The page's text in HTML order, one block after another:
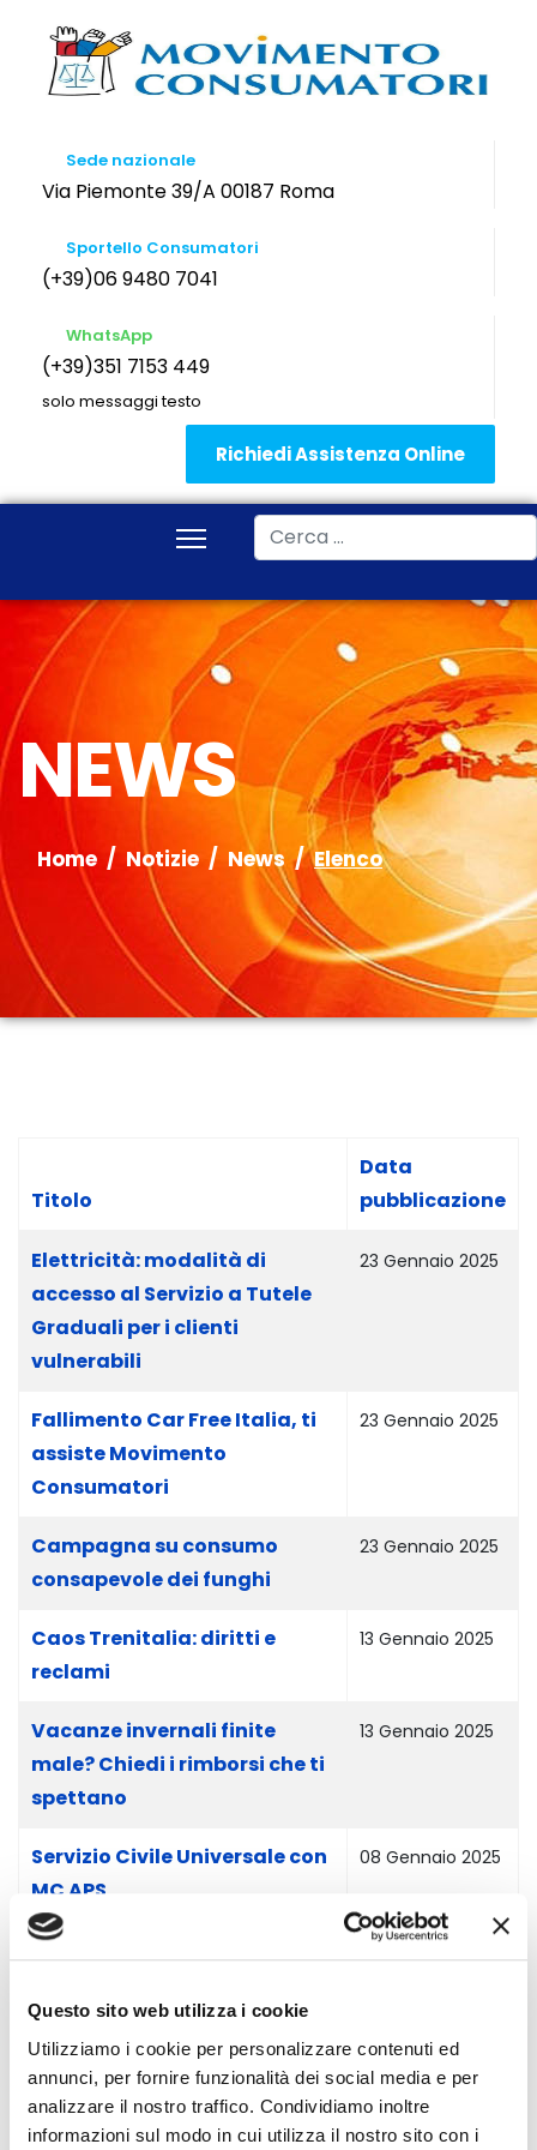
Questo sito web utilizza i cookie
Utilizziamo i cookie per personalizzare contenuti ed
annunci, per fornire funzionalità dei social media e per
analizzare il nostro traffico. Condividiamo inoltre
informazioni sul modo in cui utilizza il nostro sito con i
Sede nazionale
Via Piemonte 39/A 00187 Roma
Sportello Consumatori
(+39)06 9480 7041
WhatsApp
(+39)351 7153 449
solo messaggi testo
Richiedi Assistenza Online
Cerca
NEWS
Home Notizie News Elenco
Articoli
Titolo
Data
pubblicazione
Elettricità: modalità di
accesso al Servizio a Tutele
Graduali per i clienti
vulnerabili
23 Gennaio 2025
Fallimento Car Free Italia, ti
assiste Movimento
Consumatori
23 Gennaio 2025
Campagna su consumo
consapevole dei funghi
23 Gennaio 2025
Caos Trenitalia: diritti e
reclami
13 Gennaio 2025
Vacanze invernali finite
male? Chiedi i rimborsi che ti
spettano
13 Gennaio 2025
Servizio Civile Universale con
MC APS
08 Gennaio 2025
Abi e AACC realizzano guida
16 Dicembre
Ddl concorrenza, più tutele
per gli utenti vulnerabili
dell'energia
13 Dicembre
2024